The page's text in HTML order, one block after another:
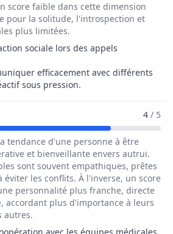
score faible dans cette dimension
pour la solitude, l'introspection et
plus limitées.
sociale lors des appels
efficacement avec différents
sous pression.
Le Métier De Assistant / 4 / 5
tendance d'une personne à être
et bienveillante envers autrui.
sont souvent empathiques, prêtes
éviter les conflits. À l'inverse, un score
personnalité plus franche, directe
accordant plus d'importance à leurs
autres.